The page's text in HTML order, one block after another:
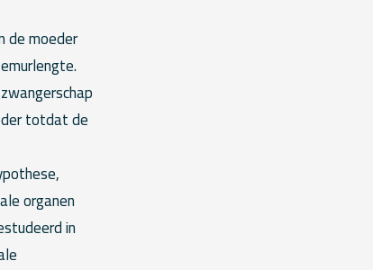
de moeder
totdat de
organen
in